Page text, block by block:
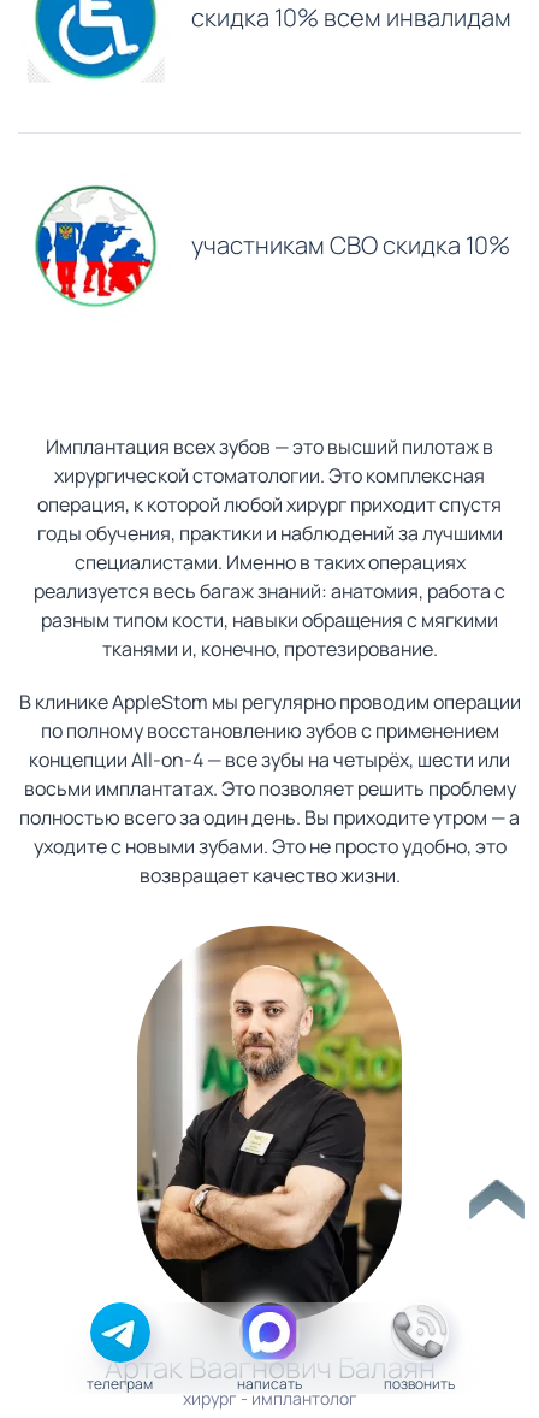
скидка 10% всем инвалидам
участникам СВО скидка 10%
Имплантация всех зубов — это высший пилотаж в
хирургической стоматологии. Это комплексная
операция, к которой любой хирург приходит спустя
годы обучения, практики и наблюдений за лучшими
специалистами. Именно в таких операциях
реализуется весь багаж знаний: анатомия, работа с
разным типом кости, навыки обращения с мягкими
тканями и, конечно, протезирование.
В клинике AppleStom мы регулярно проводим операции
по полному восстановлению зубов с применением
концепции All-on-4 — все зубы на четырёх, шести или
восьми имплантатах. Это позволяет решить проблему
полностью всего за один день. Вы приходите утром — а
уходите с новыми зубами. Это не просто удобно, это
возвращает качество жизни.
Артак Ваагнович Балаян
хирург - имплантолог
телеграм написать позвонить